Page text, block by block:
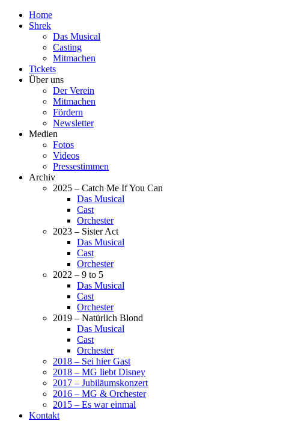
Home
Shrek
Das Musical
Casting
Mitmachen
Tickets
Über uns
Der Verein
Mitmachen
Fördern
Newsletter
Medien
Fotos
Videos
Pressestimmen
Archiv
2025 – Catch Me If You Can
Das Musical
Cast
Orchester
2023 – Sister Act
Das Musical
Cast
Orchester
2022 – 9 to 5
Das Musical
Cast
Orchester
2019 – Natürlich Blond
Das Musical
Cast
Orchester
2018 – Sei hier Gast
2018 – MG liebt Disney
2017 – Jubiläumskonzert
2016 – MG & Orchester
2015 – Es war einmal
Kontakt